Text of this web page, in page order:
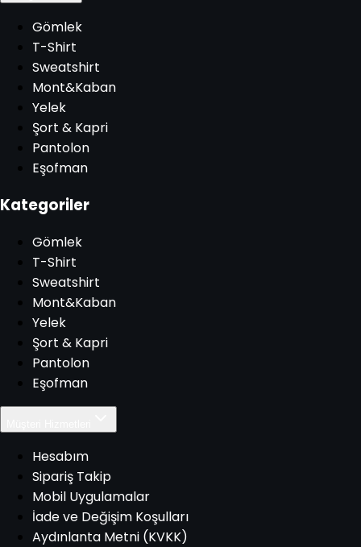
Gömlek
T-Shirt
Sweatshirt
Mont&Kaban
Yelek
Şort & Kapri
Pantolon
Eşofman
Kategoriler
Gömlek
T-Shirt
Sweatshirt
Mont&Kaban
Yelek
Şort & Kapri
Pantolon
Eşofman
Hesabım
Sipariş Takip
Mobil Uygulamalar
İade ve Değişim Koşulları
Aydınlanta Metni (KVKK)